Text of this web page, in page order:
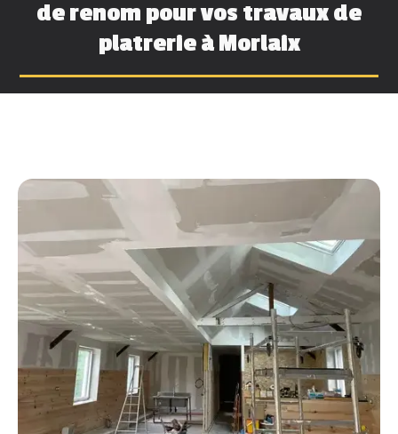
de renom pour vos travaux de
platrerie à Morlaix